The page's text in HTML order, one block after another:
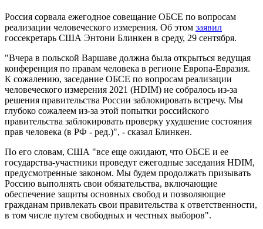
Россия сорвала ежегодное совещание ОБСЕ по вопросам
реализации человеческого измерения. Об этом заявил
госсекретарь США Энтони Блинкен в среду, 29 сентября.
"Вчера в польской Варшаве должна была открыться ведущая
конференция по правам человека в регионе Европа-Евразия.
К сожалению, заседание ОБСЕ по вопросам реализации
человеческого измерения 2021 (HDIM) не собралось из-за
решения правительства России заблокировать встречу. Мы
глубоко сожалеем из-за этой попытки российского
правительства заблокировать проверку ухудшение состояния
прав человека (в РФ - ред.)", - сказал Блинкен.
По его словам, США "все еще ожидают, что ОБСЕ и ее
государства-участники проведут ежегодные заседания HDIM,
предусмотренные законом. Мы будем продолжать призывать
Россию выполнять свои обязательства, включающие
обеспечение защиты основных свобод и позволяющие
гражданам привлекать свои правительства к ответственности,
в том числе путем свободных и честных выборов".